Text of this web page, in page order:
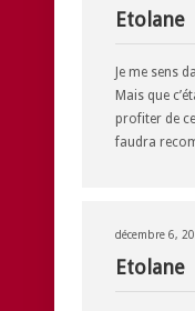
Etolane
Je me sens
Mais que
profiter de
faudra
décembre 6,
Etolane